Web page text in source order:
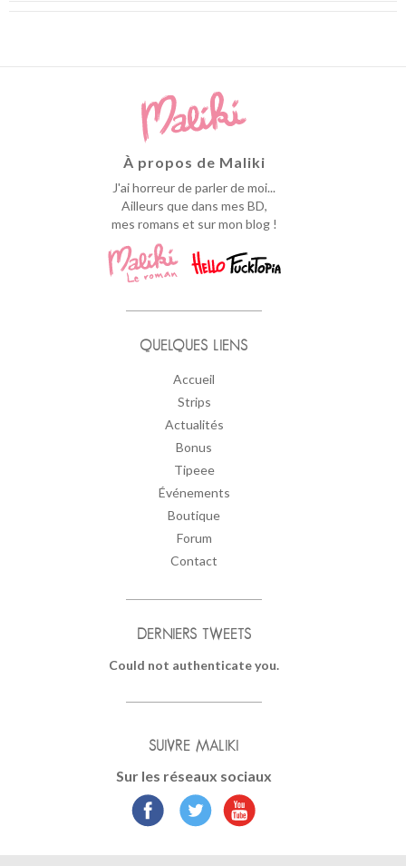
À propos de Maliki
J'ai horreur de parler de moi...
Ailleurs que dans mes BD,
mes romans et sur mon blog !
QUELQUES LIENS
Accueil
Strips
Actualités
Bonus
Tipeee
Événements
Boutique
Forum
Contact
DERNIERS TWEETS
Could not authenticate you.
SUIVRE MALIKI
Sur les réseaux sociaux